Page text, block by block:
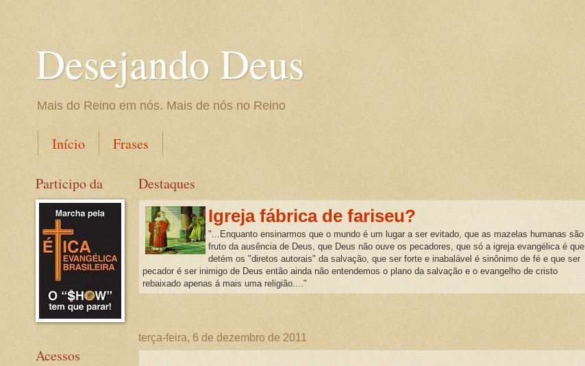
Desejando Deus
Mais do Reino em nós. Mais de nós no Reino
Início Frases
Destaques
Igreja fábrica de fariseu?
"...Enquanto ensinarmos que o mundo é um lugar a ser evitado, que as mazelas humanas são
fruto da ausência de Deus, que Deus não ouve os pecadores, que só a igreja evangélica é que
detém os "diretos autorais" da salvação, que ser forte e inabalável é sinônimo de fé e que ser
pecador é ser inimigo de Deus então ainda não entendemos o plano da salvação e o evangelho de cristo
rebaixado apenas á mais uma religião...."
terça-feira, 6 de dezembro de 2011
Participo da
Acessos